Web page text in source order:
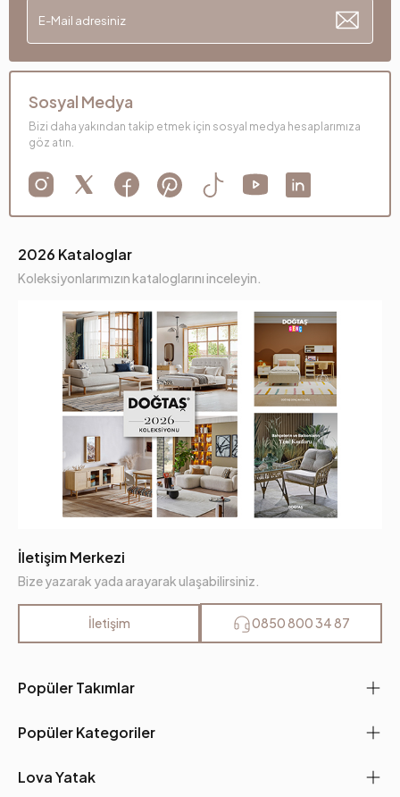
Popüler Takımlar
Popüler Kategoriler
Lova Yatak
2026 Kataloglar
Koleksiyonlarımızın kataloglarını inceleyin.
İletişim Merkezi
Bize yazarak yada arayarak ulaşabilirsiniz.
İletişim 0850 800 34 87
Sosyal Medya
Bizi daha yakından takip etmek için sosyal medya hesaplarımıza
göz atın.